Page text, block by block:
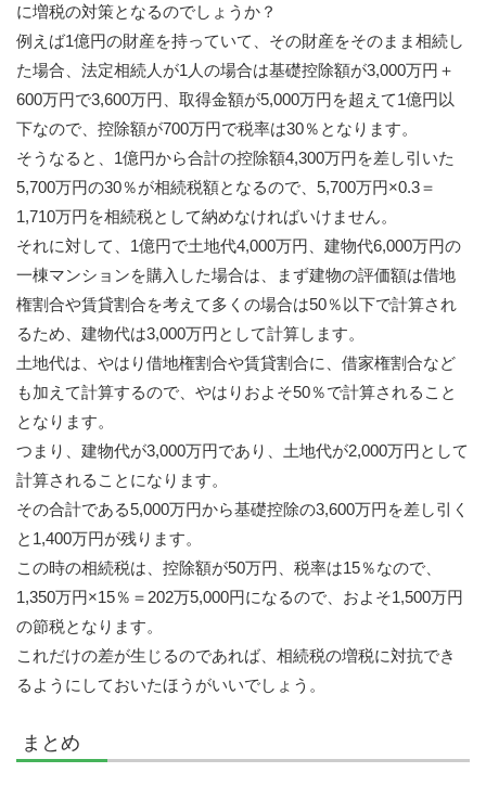
に増税の対策となるのでしょうか？
例えば1億円の財産を持っていて、その財産をそのまま相続し
た場合、法定相続人が1人の場合は基礎控除額が3,000万円＋
600万円で3,600万円、取得金額が5,000万円を超えて1億円以
下なので、控除額が700万円で税率は30％となります。
そうなると、1億円から合計の控除額4,300万円を差し引いた
5,700万円の30％が相続税額となるので、5,700万円×0.3＝
1,710万円を相続税として納めなければいけません。
それに対して、1億円で土地代4,000万円、建物代6,000万円の
一棟マンションを購入した場合は、まず建物の評価額は借地
権割合や賃貸割合を考えて多くの場合は50％以下で計算され
るため、建物代は3,000万円として計算します。
土地代は、やはり借地権割合や賃貸割合に、借家権割合など
も加えて計算するので、やはりおよそ50％で計算されること
となります。
つまり、建物代が3,000万円であり、土地代が2,000万円として
計算されることになります。
その合計である5,000万円から基礎控除の3,600万円を差し引く
と1,400万円が残ります。
この時の相続税は、控除額が50万円、税率は15％なので、
1,350万円×15％＝202万5,000円になるので、およそ1,500万円
の節税となります。
これだけの差が生じるのであれば、相続税の増税に対抗でき
るようにしておいたほうがいいでしょう。
まとめ